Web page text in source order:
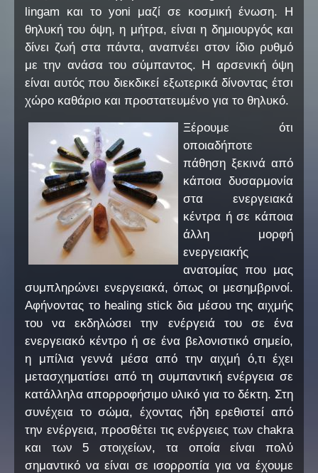
lingam και το yoni μαζί σε κοσμική ένωση. Η
θηλυκή του όψη, η μήτρα, είναι η δημιουργός και
δίνει ζωή στα πάντα, αναπνέει στον ίδιο ρυθμό
με την ανάσα του σύμπαντος. Η αρσενική όψη
είναι αυτός που διεκδικεί εξωτερικά δίνοντας έτσι
χώρο καθάριο και προστατευμένο για το θηλυκό.
Ξέρουμε ότι
οποιαδήποτε
πάθηση ξεκινά από
κάποια δυσαρμονία
στα ενεργειακά
κέντρα ή σε κάποια
άλλη μορφή
ενεργειακής
ανατομίας που μας
συμπληρώνει ενεργειακά, όπως οι μεσημβρινοί.
Αφήνοντας το healing stick δια μέσου της αιχμής
του να εκδηλώσει την ενέργειά του σε ένα
ενεργειακό κέντρο ή σε ένα βελονιστικό σημείο,
η μπίλια γεννά μέσα από την αιχμή ό,τι έχει
μετασχηματίσει από τη συμπαντική ενέργεια σε
κατάλληλα απορροφήσιμο υλικό για το δέκτη. Στη
συνέχεια το σώμα, έχοντας ήδη ερεθιστεί από
την ενέργεια, προσθέτει τις ενέργειες των chakra
και των 5 στοιχείων, τα οποία είναι πολύ
σημαντικό να είναι σε ισορροπία για να έχουμε